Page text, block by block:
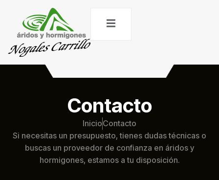
Contacto
InicioContacto
Si necesitas un presupuesto, tienes dudas técnicas o
buscas un proveedor de confianza en áridos y
hormigones, estamos a tu disposición.